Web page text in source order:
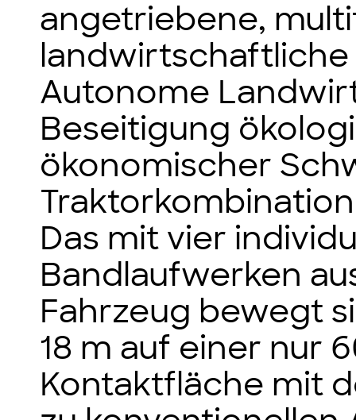
angetriebene,
landwirtschaftliche
Autonome
Beseitigung
ökonomischer
Das mit vier
Bandlaufwerken
Fahrzeug bewegt
18 m auf einer nur
Kontaktfläche mit